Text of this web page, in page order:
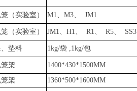
（实验室） M1、M3、 JM1
（实验室） JM1、H1、 R1、 R5、 SS3
垫料 1kg/袋 ,1kg/包
架
1400*430*1500MM
架
1360*500*1600MM